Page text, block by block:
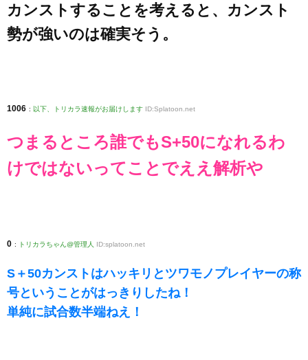
カンストすることを考えると、カンスト
勢が強いのは確実そう。
1006 : 以下、トリカラ速報がお届けします ID:Splatoon.net
つまるところ誰でもS+50になれるわ
けではないってことでええ解析や
0 : トリカラちゃん@管理人 ID:splatoon.net
S＋50カンストはハッキリとツワモノプレイヤーの称
号ということがはっきりしたね！
単純に試合数半端ねえ！